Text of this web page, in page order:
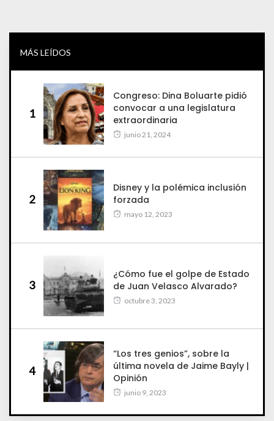
MÁS LEÍDOS
1
Congreso: Dina Boluarte pidió
convocar a una legislatura
extraordinaria
junio 21, 2024
2
Disney y la polémica inclusión
forzada
mayo 12, 2023
3
¿Cómo fue el golpe de Estado
de Juan Velasco Alvarado?
octubre 3, 2023
4
“Los tres genios”, sobre la
última novela de Jaime Bayly |
Opinión
junio 9, 2023